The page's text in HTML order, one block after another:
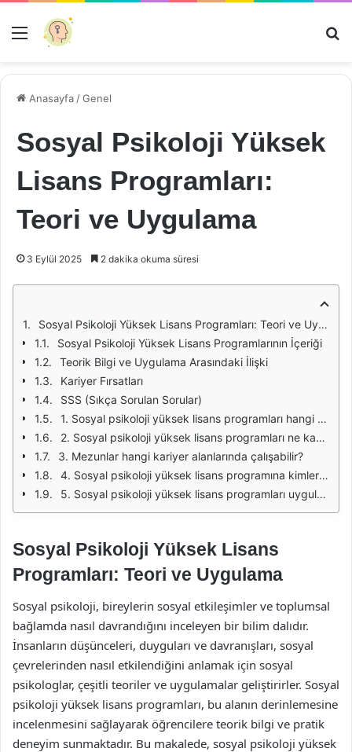
Menü
Anasayfa /Genel
Sosyal Psikoloji Yüksek
Lisans Programları:
Teori ve Uygulama
3 Eylül 2025 2 dakika okuma süresi
Sosyal Psikoloji Yüksek Lisans Programları: Teori ve Uygulama
Sosyal Psikoloji Yüksek Lisans Programlarının İçeriği
Teorik Bilgi ve Uygulama Arasındaki İlişki
Kariyer Fırsatları
SSS (Sıkça Sorulan Sorular)
1. Sosyal psikoloji yüksek lisans programları hangi dersleri içerir?
2. Sosyal psikoloji yüksek lisans programları ne kadar sürer?
3. Mezunlar hangi kariyer alanlarında çalışabilir?
4. Sosyal psikoloji yüksek lisans programına kimler başvurabilir?
5. Sosyal psikoloji yüksek lisans programları uygulamalı deneyim sunar mı?
Sosyal Psikoloji Yüksek Lisans
Programları: Teori ve Uygulama
Sosyal psikoloji, bireylerin sosyal etkileşimler ve toplumsal
bağlamda nasıl davrandığını inceleyen bir bilim dalıdır.
İnsanların düşünceleri, duyguları ve davranışları, sosyal
çevrelerinden nasıl etkilendiğini anlamak için sosyal
psikologlar, çeşitli teoriler ve uygulamalar geliştirirler. Sosyal
psikoloji yüksek lisans programları, bu alanın derinlemesine
incelenmesini sağlayarak öğrencilere teorik bilgi ve pratik
deneyim sunmaktadır. Bu makalede, sosyal psikoloji yüksek